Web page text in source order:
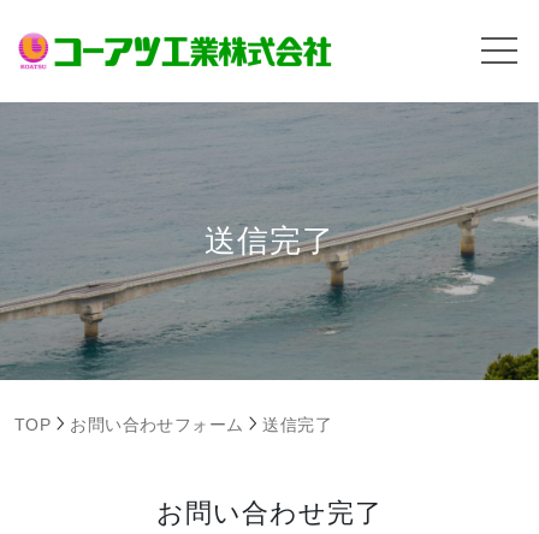
送信完了
TOP お問い合わせフォーム 送信完了
お問い合わせ完了